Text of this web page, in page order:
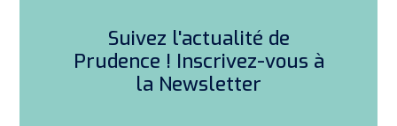
Suivez l'actualité de
Prudence ! Inscrivez-vous à
la Newsletter